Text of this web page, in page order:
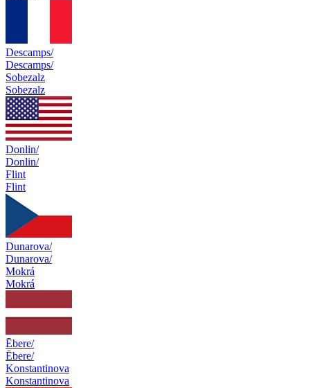
Descamps/
Descamps/
Sobezalz
Sobezalz
Donlin/
Donlin/
Flint
Flint
Dunarova/
Dunarova/
Mokrá
Mokrá
Ēbere/
Ēbere/
Konstantinova
Konstantinova